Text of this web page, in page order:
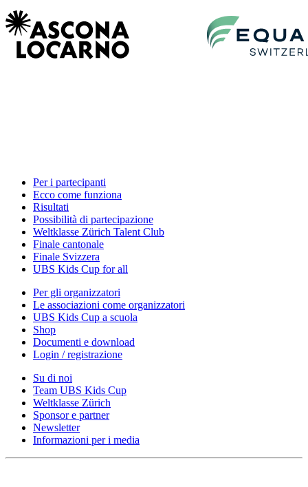
Per i partecipanti
Ecco come funziona
Risultati
Possibilità di partecipazione
Weltklasse Zürich Talent Club
Finale cantonale
Finale Svizzera
UBS Kids Cup for all
Per gli organizzatori
Le associazioni come organizzatori
UBS Kids Cup a scuola
Shop
Documenti e download
Login / registrazione
Su di noi
Team UBS Kids Cup
Weltklasse Zürich
Sponsor e partner
Newsletter
Informazioni per i media